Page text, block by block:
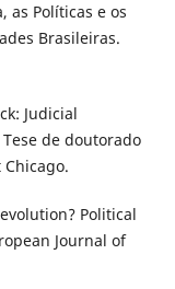
as Políticas e os
Brasileiras.
Judicial
de doutorado
Political
Journal of